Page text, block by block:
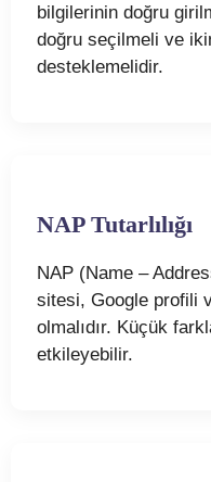
bilgilerinin doğru
doğru seçilmeli ve
desteklemelidir.
NAP Tutarlılığı
NAP (Name –
sitesi, Google profili
olmalıdır. Küçük
etkileyebilir.